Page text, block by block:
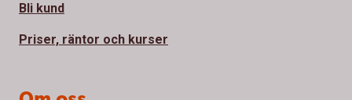
Bli kund
Priser, räntor och kurser